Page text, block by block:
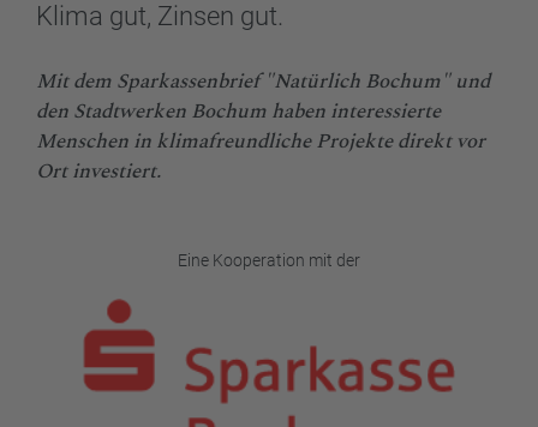
Klima gut, Zinsen gut.
Mit dem Sparkassenbrief "Natürlich Bochum" und
den Stadtwerken Bochum haben interessierte
Menschen in klimafreundliche Projekte direkt vor
Ort investiert.
Eine Kooperation mit der